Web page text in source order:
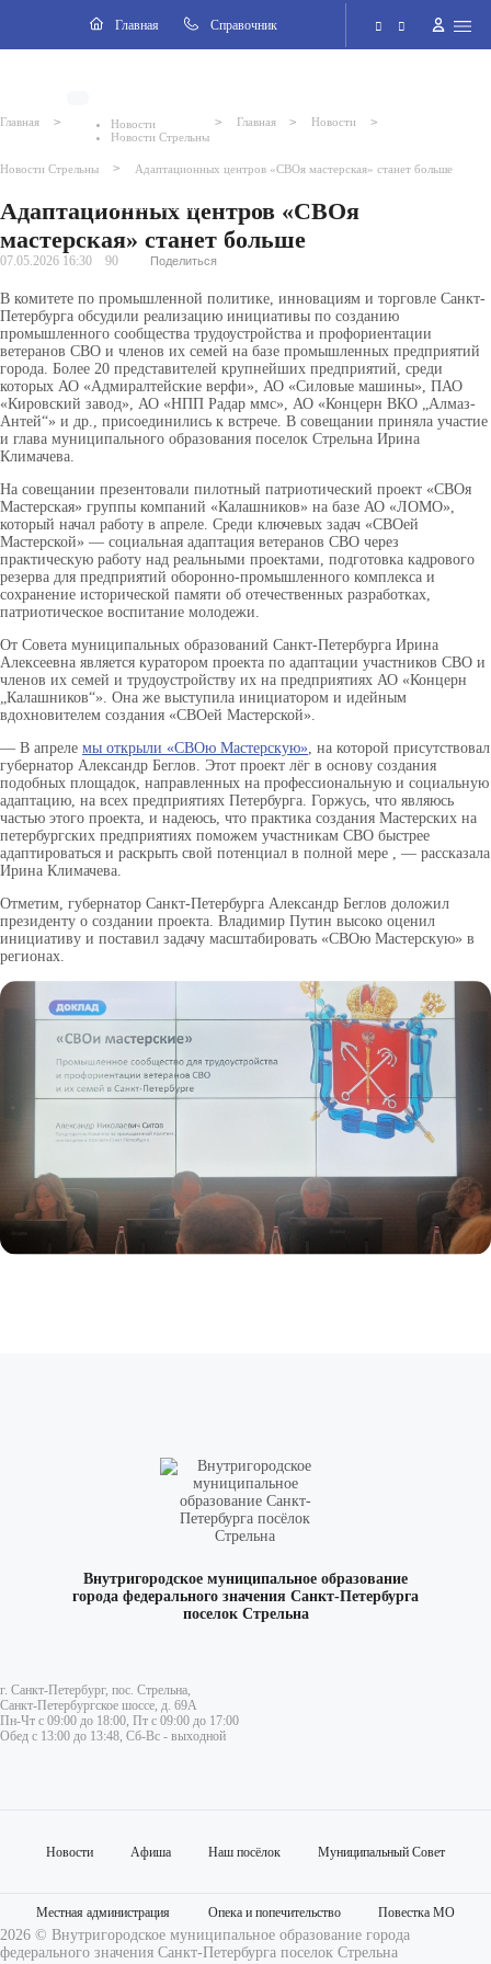
Главная Cправочник
Версия для слабовидящих
Поиск по сайту
Главная >
Новости
Новости Стрельны
> Главная > Новости >
Новости Стрельны > Адаптационных центров «СВОя мастерская» станет больше
Адаптационных центров «СВОя
мастерская» станет больше
07.05.2026 16:30 90 Поделиться
В комитете по промышленной политике, инновациям и торговле Санкт-
Петербурга обсудили реализацию инициативы по созданию
промышленного сообщества трудоустройства и профориентации
ветеранов СВО и членов их семей на базе промышленных предприятий
города. Более 20 представителей крупнейших предприятий, среди
которых АО «Адмиралтейские верфи», АО «Силовые машины», ПАО
«Кировский завод», АО «НПП Радар ммс», АО «Концерн ВКО „Алмаз-
Антей“» и др., присоединились к встрече. В совещании приняла участие
и глава муниципального образования поселок Стрельна Ирина
Климачева.
На совещании презентовали пилотный патриотический проект «СВОя
Мастерская» группы компаний «Калашников» на базе АО «ЛОМО»,
который начал работу в апреле. Среди ключевых задач «СВОей
Мастерской» — социальная адаптация ветеранов СВО через
практическую работу над реальными проектами, подготовка кадрового
резерва для предприятий оборонно-промышленного комплекса и
сохранение исторической памяти об отечественных разработках,
патриотическое воспитание молодежи.
От Совета муниципальных образований Санкт-Петербурга Ирина
Алексеевна является куратором проекта по адаптации участников СВО и
членов их семей и трудоустройству их на предприятиях АО «Концерн
„Калашников“». Она же выступила инициатором и идейным
вдохновителем создания «СВОей Мастерской».
— В апреле мы открыли «СВОю Мастерскую», на которой присутствовал
губернатор Александр Беглов. Этот проект лёг в основу создания
подобных площадок, направленных на профессиональную и социальную
адаптацию, на всех предприятиях Петербурга. Горжусь, что являюсь
частью этого проекта, и надеюсь, что практика создания Мастерских на
петербургских предприятиях поможем участникам СВО быстрее
адаптироваться и раскрыть свой потенциал в полной мере , — рассказала
Ирина Климачева.
Отметим, губернатор Санкт-Петербурга Александр Беглов доложил
президенту о создании проекта. Владимир Путин высоко оценил
инициативу и поставил задачу масштабировать «СВОю Мастерскую» в
регионах.
Внутригородское муниципальное образование
города федерального значения Санкт-Петербурга
поселок Стрельна
г. Санкт-Петербург, пос. Стрельна,
Санкт-Петербургское шоссе, д. 69А
Пн-Чт с 09:00 до 18:00, Пт с 09:00 до 17:00
Обед с 13:00 до 13:48, Сб-Вс - выходной
Новости Афиша Наш посёлок Муниципальный Совет
Местная администрация Опека и попечительство Повестка МО
2026 © Внутригородское муниципальное образование города
федерального значения Санкт-Петербурга поселок Стрельна